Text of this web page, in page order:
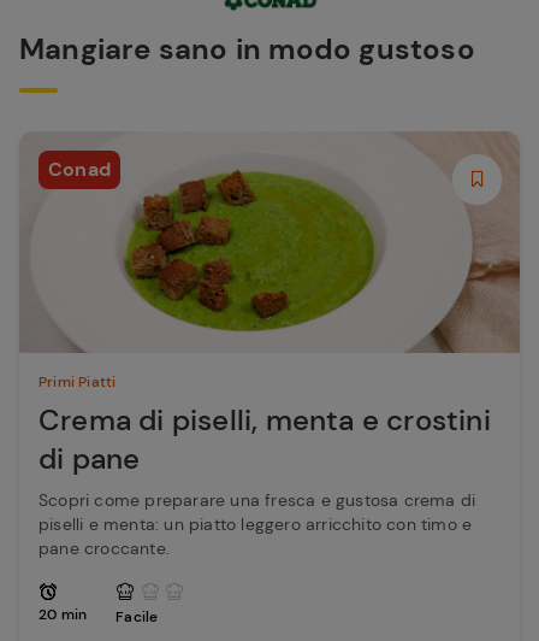
Mangiare sano in modo gustoso
Conad
Primi Piatti
Crema di piselli, menta e crostini
di pane
Scopri come preparare una fresca e gustosa crema di
piselli e menta: un piatto leggero arricchito con timo e
pane croccante.
20 min Facile